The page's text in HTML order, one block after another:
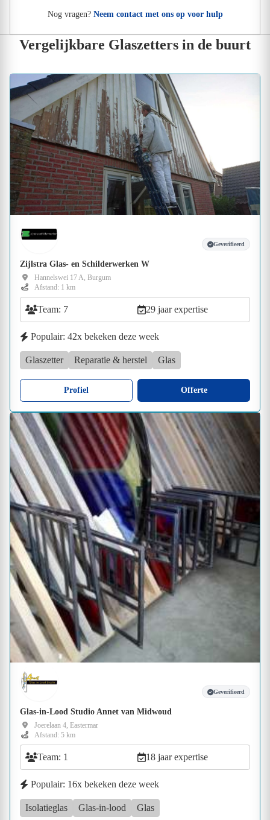
Nog vragen? Neem contact met ons op voor hulp
Vergelijkbare Glaszetters in de buurt
Geverifieerd
Zijlstra Glas- en Schilderwerken W
Hannelswei 17 A, Burgum
Afstand: 1 km
Team: 7 29 jaar expertise
Populair: 42x bekeken deze week
Glaszetter Reparatie & herstel Glas
Profiel Offerte
Geverifieerd
Glas-in-Lood Studio Annet van Midwoud
Joerelaan 4, Eastermar
Afstand: 5 km
Team: 1 18 jaar expertise
Populair: 16x bekeken deze week
Isolatieglas Glas-in-lood Glas